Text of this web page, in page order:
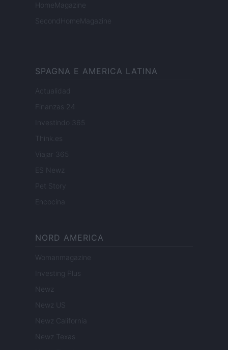
HomeMagazine
SecondHomeMagazine
SPAGNA E AMERICA LATINA
Actualidad
Finanzas 24
Investindo 365
Think.es
Viajar 365
ES Newz
Pet Story
Encocina
NORD AMERICA
Womanmagazine
Investing Plus
Newz
Newz US
Newz California
Newz Texas